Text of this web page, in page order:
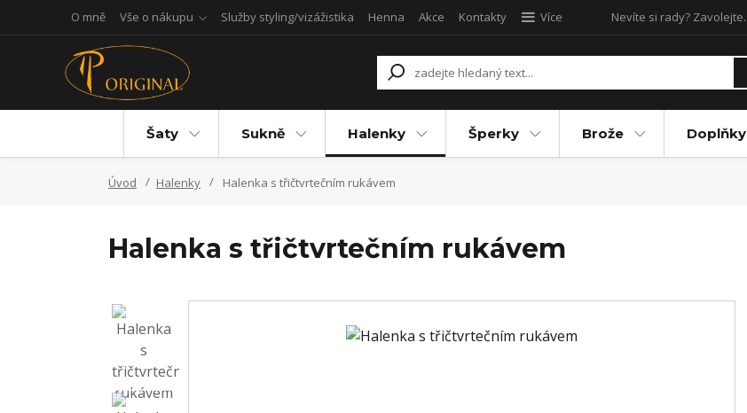
O mně Vše o nákupu Služby styling/vizážistika Henna Akce Kontakty Více Nevíte si rady? Zavolejte.
Šaty Sukně Halenky Šperky Brože Doplňky
Úvod Halenky Halenka s třičtvrtečním rukávem
Halenka s třičtvrtečním rukávem